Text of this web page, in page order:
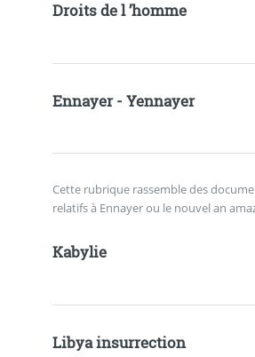
Droits de l ’homme
Ennayer - Yennayer
Cette rubrique rassemble des
relatifs à Ennayer ou le nouvel an
Kabylie
Libya insurrection